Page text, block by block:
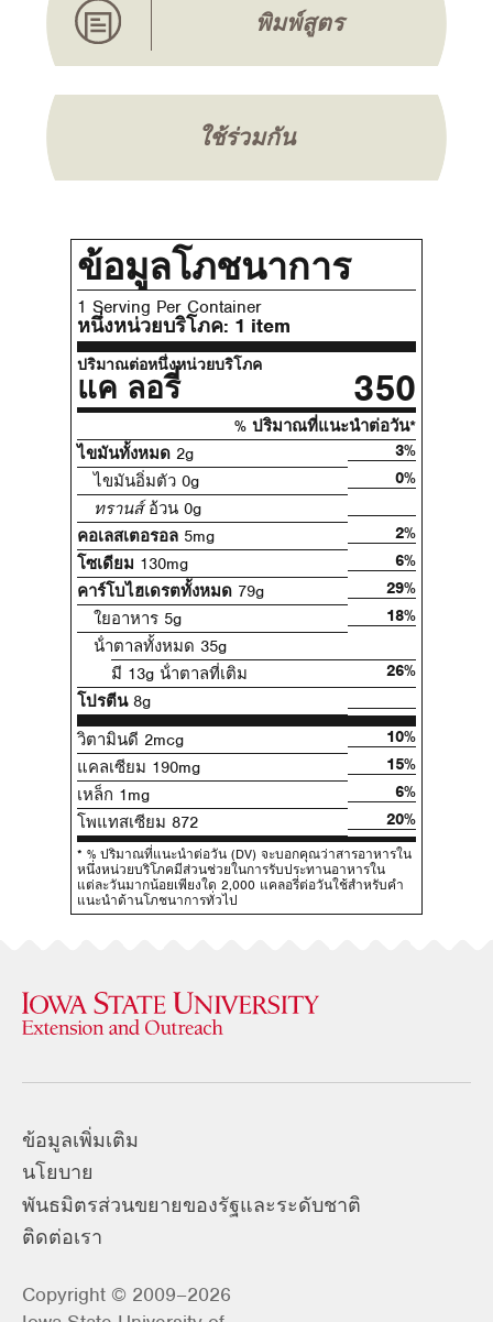
พิมพ์สูตร
ใช้ร่วมกัน
ข้อมูลโภชนาการ
1 Serving Per Container
หนึ่งหน่วยบริโภค: 1 item
ปริมาณต่อหนึ่งหน่วยบริโภค
แค ลอรี่ 350
% ปริมาณที่แนะนําต่อวัน*
ไขมันทั้งหมด 2g
3%
ไขมันอิ่มตัว 0g
0%
ทรานส์อ้วน 0g
คอเลสเตอรอล 5mg
2%
โซเดียม 130mg
6%
คาร์โบไฮเดรตทั้งหมด 79g
29%
ใยอาหาร 5g
18%
น้ําตาลทั้งหมด 35g
มี 13g น้ําตาลที่เติม
26%
โปรตีน8g
วิตามินดี 2mcg
10%
แคลเซียม 190mg
15%
เหล็ก 1mg
6%
โพแทสเซียม 872
20%
* % ปริมาณที่แนะนําต่อวัน (DV) จะบอกคุณว่าสารอาหารใน
หนึ่งหน่วยบริโภคมีส่วนช่วยในการรับประทานอาหารใน
แต่ละวันมากน้อยเพียงใด 2,000 แคลอรี่ต่อวันใช้สําหรับคํา
แนะนําด้านโภชนาการทั่วไป
ข้อมูลเพิ่มเติม
นโยบาย
พันธมิตรส่วนขยายของรัฐและระดับชาติ
ติดต่อเรา
Copyright © 2009–2026